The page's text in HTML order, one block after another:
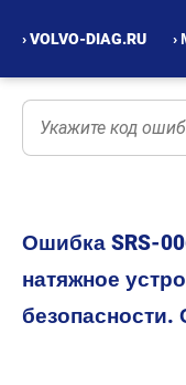
› VOLVO-DIAG.RU ›
Ошибка SRS-
натяжное